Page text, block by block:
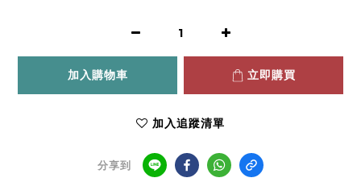
加入購物車 立即購買
加入追蹤清單
分享到